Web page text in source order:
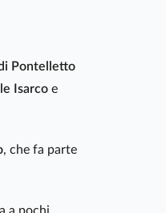
Pontelletto
Isarco e
, che fa parte